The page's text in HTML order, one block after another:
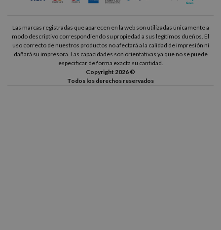
Las marcas registradas que aparecen en la web son utilizadas únicamente a
modo descriptivo correspondiendo su propiedad a sus legítimos dueños. El
uso correcto de nuestros productos no afectará a la calidad de impresión ni
dañará su impresora. Las capacidades son orientativas ya que no se puede
especificar de forma exacta su cantidad.
Copyright 2026 ©
Todos los derechos reservados